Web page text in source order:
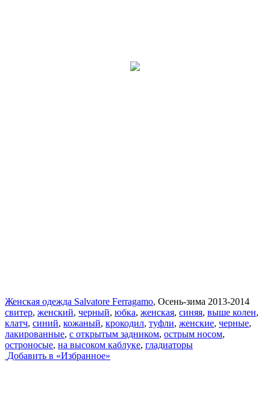
Женская одежда Salvatore Ferragamo, Осень-зима 2013-2014
свитер, женский, черный, юбка, женская, синяя, выше колен,
клатч, синий, кожаный, крокодил, туфли, женские, черные,
лакированные, с открытым задником, острым носом,
остроносые, на высоком каблуке, гладиаторы
Добавить в «Избранное»